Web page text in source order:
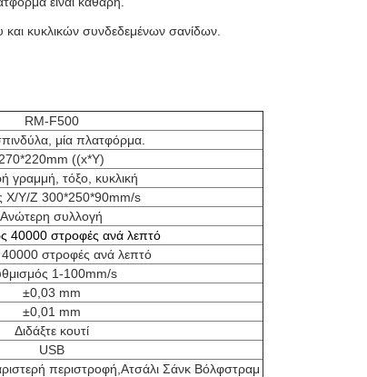
κυκλικών συνδεδεμένων σανίδων.
RM-F500
μία πλατφόρμα.
270*220mm ((x*Y)
γραμμή, τόξο, κυκλική
X/Y/Z 300*250*90mm/s
Ανώτερη συλλογή
40000 στροφές ανά λεπτό
40000 στροφές ανά λεπτό
1-100mm/s
±0,03 mm
±0,01 mm
Διδάξτε κουτί
USB
περιστροφή,Ατσάλι Σάνκ Βόλφστραμ